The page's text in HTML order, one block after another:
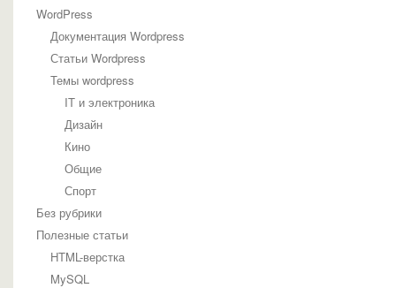
WordPress
Документация Wordpress
Статьи Wordpress
Темы wordpress
IT и электроника
Дизайн
Кино
Общие
Спорт
Без рубрики
Полезные статьи
HTML-верстка
MySQL